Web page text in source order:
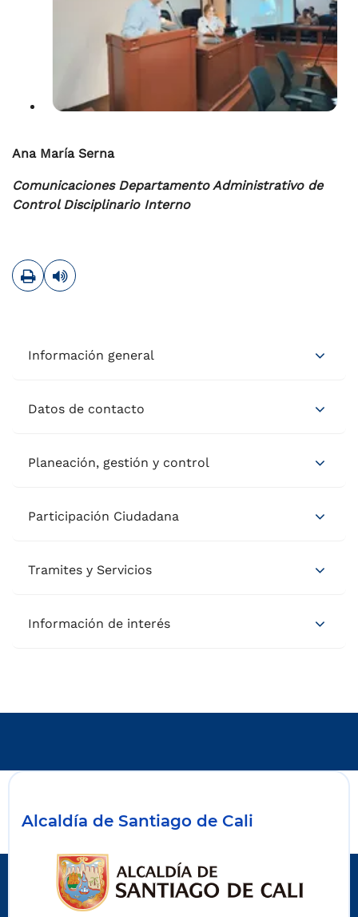
Ana María Serna
Comunicaciones Departamento Administrativo de
Control Disciplinario Interno
ImprimirLeer contenido
Información general
Datos de contacto
Planeación, gestión y control
Participación Ciudadana
Tramites y Servicios
Información de interés
Alcaldía de Santiago de Cali